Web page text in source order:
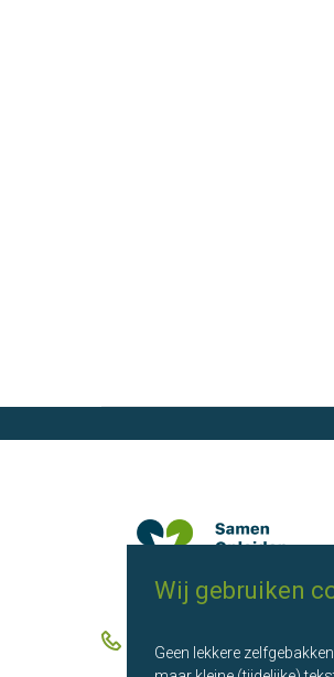
Wij gebruiken
Geen lekkere
Telefoon 06 10 95